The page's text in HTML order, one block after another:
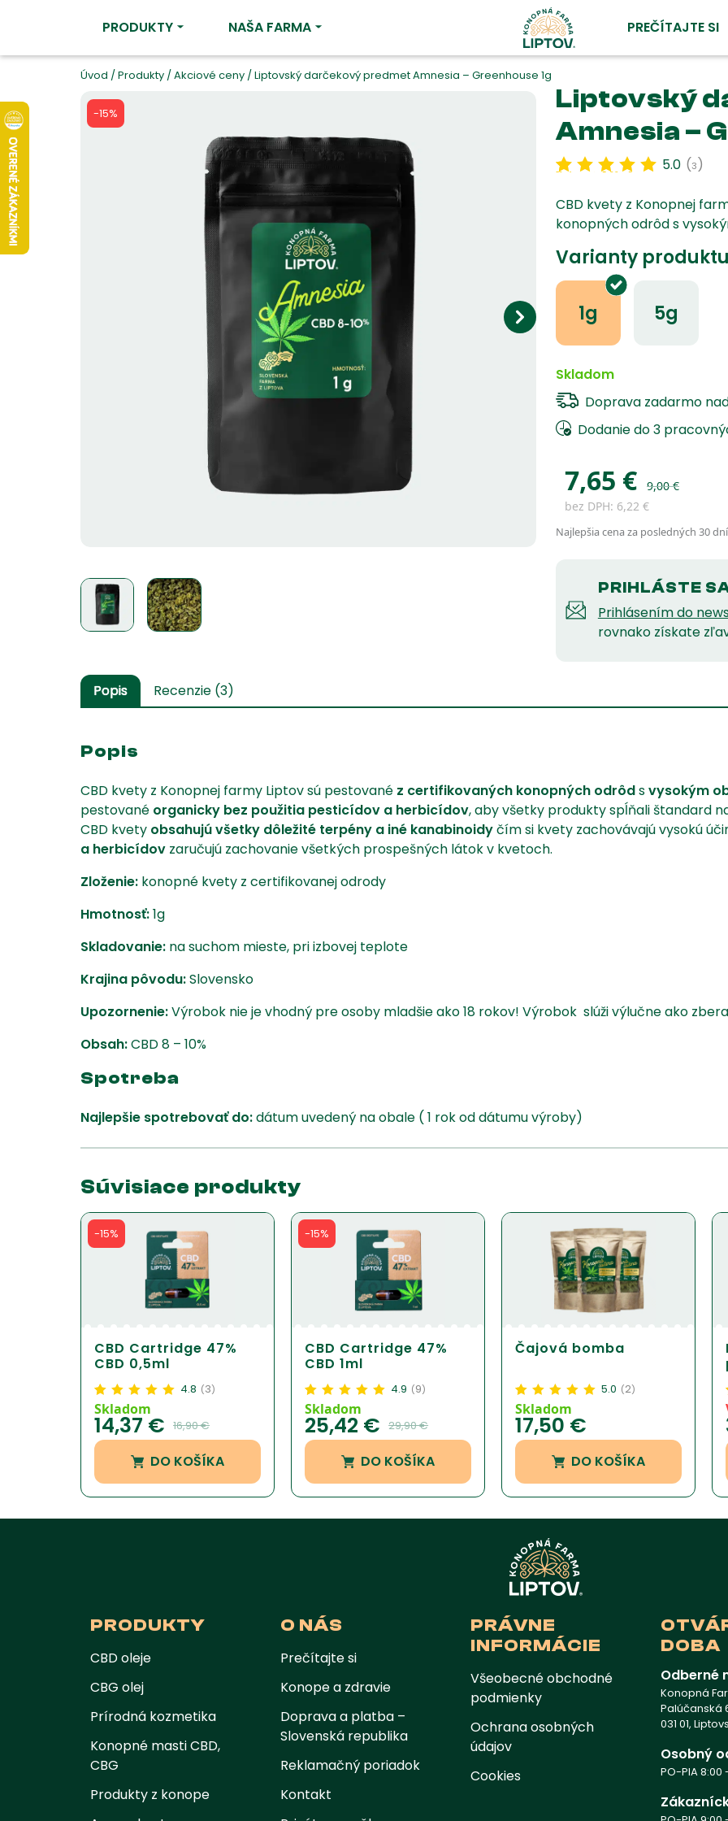
PRODUKTY NAŠA FARMA PREČÍTAJTE SI
Úvod /Produkty /Akciové ceny /Liptovský darčekový predmet Amnesia – Greenhouse 1g
-15%
Liptovský
Amnesia –
Hodnotenie5.00 z 5 na
3
5.0 (3)
CBD kvety z Konopnej
konopných odrôd s
Varianty
1g 5g
Skladom
Doprava zadarmo
Dodanie do 3
7,65 € 9,00€
bez DPH: 6,22 €
Najlepšia cena za posledných 30
PRIHLÁSTE
Prihlásením do
rovnako získate
Popis Recenzie (3)
Popis
CBD kvety z Konopnej farmy Liptov sú pestované z certifikovaných konopných odrôdsvysokým
pestované organicky bez použitia pesticídov a herbicídov, aby všetky produkty spĺňali štandard
CBD kvety obsahujú všetky dôležité terpény a iné kanabinoidyčím si kvety zachovávajú vysokú
a herbicídov zaručujú zachovanie všetkých prospešných látok v kvetoch.
Zloženie: konopné kvety z certifikovanej odrody
Hmotnosť:1g
Skladovanie: na suchom mieste, pri izbovej teplote
Krajina pôvodu:Slovensko
Upozornenie:Výrobok nie je vhodný pre osoby mladšie ako 18 rokov! Výrobok slúži výlučne ako
Obsah:CBD 8 – 10%
Spotreba
Najlepšie spotrebovať do:dátum uvedený na obale ( 1 rok od dátumu výroby)
Súvisiace produkty
-15%
CBD Cartridge 47%
CBD 0,5ml
Hodnotenie4.83
5 na základe
3
zákazníckej
4.8 (3)
Skladom
14,37 € 16,90€
DO KOŠÍKA
-15%
CBD Cartridge 47%
CBD 1ml
Hodnotenie4.94
5 na základe
9
zákazníckej
recenzie
4.9 (9)
Skladom
25,42 € 29,90€
DO KOŠÍKA
Čajová bomba
Hodnotenie5.00
5 na základe
2
zákazníckej
recenzie
5.0 (2)
Skladom
17,50 €
DO KOŠÍKA
PRODUKTY
CBD oleje
CBG olej
Prírodná kozmetika
Konopné masti CBD,
CBG
Produkty z konope
O NÁS
Prečítajte si
Konope a zdravie
Doprava a platba –
Slovenská republika
Reklamačný poriadok
Kontakt
PRÁVNE
INFORMÁCIE
Všeobecné obchodné
podmienky
Ochrana osobných
údajov
Cookies
DOBA
Odberné
Konopná
Palúčanská
031 01,
Osobný
PO-PIA 8:00